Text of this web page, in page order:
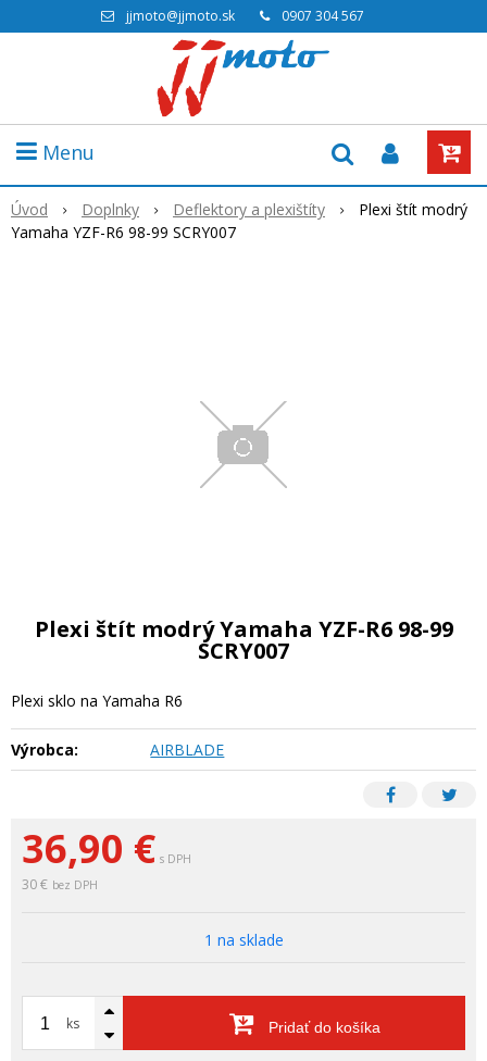
jjmoto@jjmoto.sk 0907 304 567
Menu
Úvod Doplnky Deflektory a plexištíty
Plexi štít modrý
Yamaha YZF-R6 98-99 SCRY007
36,90 € s DPH
30 € bez DPH
1 na sklade
ks Pridať do košíka
Plexi štít modrý Yamaha YZF-R6 98-99
SCRY007
Plexi sklo na Yamaha R6
Výrobca: AIRBLADE